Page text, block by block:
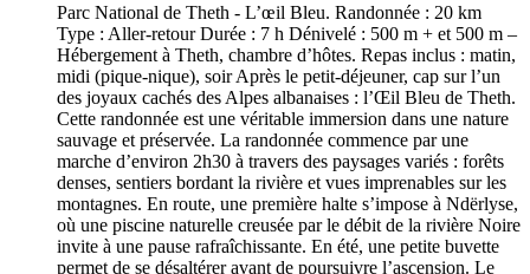
Parc National de Theth - L’œil Bleu. Randonnée : 20 km
Type : Aller-retour Durée : 7 h Dénivelé : 500 m + et 500 m –
Hébergement à Theth, chambre d’hôtes. Repas inclus : matin,
midi (pique-nique), soir Après le petit-déjeuner, cap sur l’un
des joyaux cachés des Alpes albanaises : l’Œil Bleu de Theth.
Cette randonnée est une véritable immersion dans une nature
sauvage et préservée. La randonnée commence par une
marche d’environ 2h30 à travers des paysages variés : forêts
denses, sentiers bordant la rivière et vues imprenables sur les
montagnes. En route, une première halte s’impose à Ndërlyse,
où une piscine naturelle creusée par le débit de la rivière Noire
invite à une pause rafraîchissante. En été, une petite buvette
permet de se désaltérer avant de poursuivre l’ascension. Le